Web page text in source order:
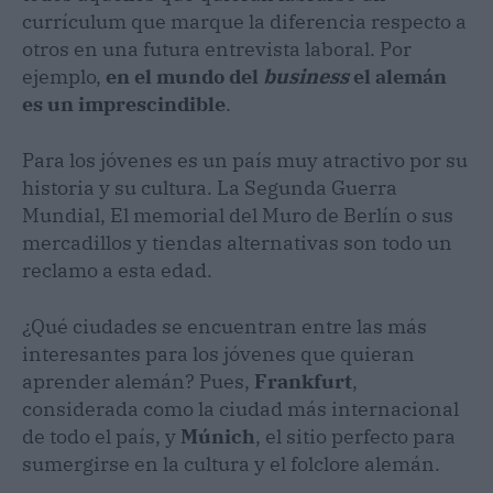
currículum que marque la diferencia respecto a
otros en una futura entrevista laboral. Por
ejemplo, en el mundo del businessel alemán
es un imprescindible.
Para los jóvenes es un país muy atractivo por su
historia y su cultura. La Segunda Guerra
Mundial, El memorial del Muro de Berlín o sus
mercadillos y tiendas alternativas son todo un
reclamo a esta edad.
¿Qué ciudades se encuentran entre las más
interesantes para los jóvenes que quieran
aprender alemán? Pues, Frankfurt,
considerada como la ciudad más internacional
de todo el país, y Múnich, el sitio perfecto para
sumergirse en la cultura y el folclore alemán.